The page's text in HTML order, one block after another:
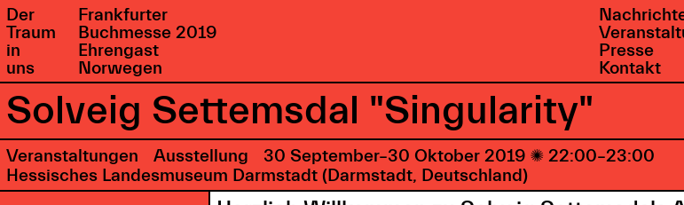
Der
Traum
in
uns
Frankfurter
Buchmesse 2019
Ehrengast
Norwegen
Presse
Kontakt
Solveig Settemsdal "Singularity"
Veranstaltungen Ausstellung 30 September–30 Oktober 2019 22:00–23:00
Hessisches Landesmuseum Darmstadt (Darmstadt, Deutschland)